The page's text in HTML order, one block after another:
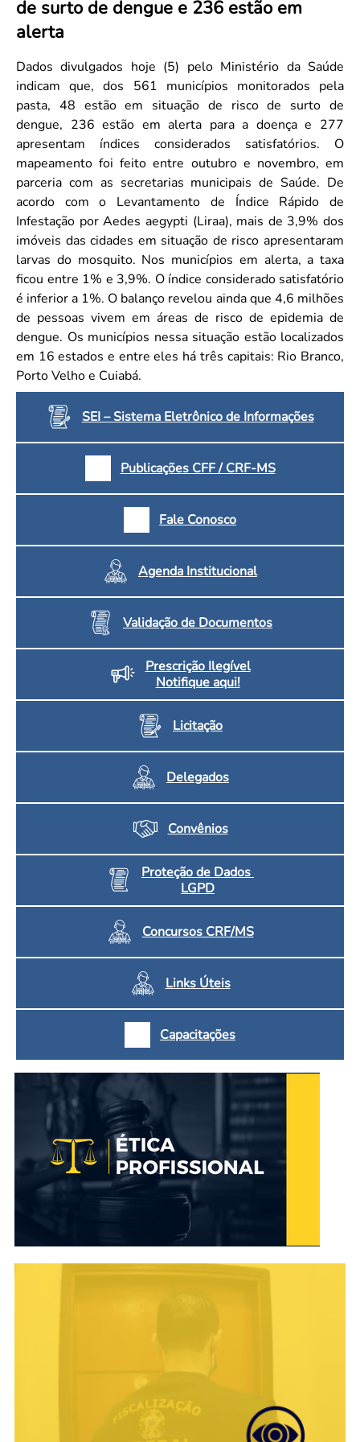
Convenção Coletiva 2025/2026 – Piso salarial Farmácias e Drogaria
Consulta de Farmacêuticos e Estabelecimentos Inscritos no CRF/MS
Saúde Pública e Indígena
Calendário Eleitoral
Candidatos
Votação
Dúvidas Frequentes
Eleições Anteriores
de surto de dengue e 236 estão em
alerta
Dados divulgados hoje (5) pelo Ministério da Saúde
indicam que, dos 561 municípios monitorados pela
pasta, 48 estão em situação de risco de surto de
dengue, 236 estão em alerta para a doença e 277
apresentam índices considerados satisfatórios. O
mapeamento foi feito entre outubro e novembro, em
parceria com as secretarias municipais de Saúde. De
acordo com o Levantamento de Índice Rápido de
Infestação por Aedes aegypti (Liraa), mais de 3,9% dos
imóveis das cidades em situação de risco apresentaram
larvas do mosquito. Nos municípios em alerta, a taxa
ficou entre 1% e 3,9%. O índice considerado satisfatório
é inferior a 1%. O balanço revelou ainda que 4,6 milhões
de pessoas vivem em áreas de risco de epidemia de
dengue. Os municípios nessa situação estão localizados
em 16 estados e entre eles há três capitais: Rio Branco,
Porto Velho e Cuiabá.
SEI – Sistema Eletrônico de Informações
Publicações CFF / CRF-MS
Fale Conosco
Agenda Institucional
Validação de Documentos
Prescrição Ilegível
Notifique aqui!
Licitação
Delegados
Convênios
Proteção de Dados
LGPD
Concursos CRF/MS
Links Úteis
Capacitações